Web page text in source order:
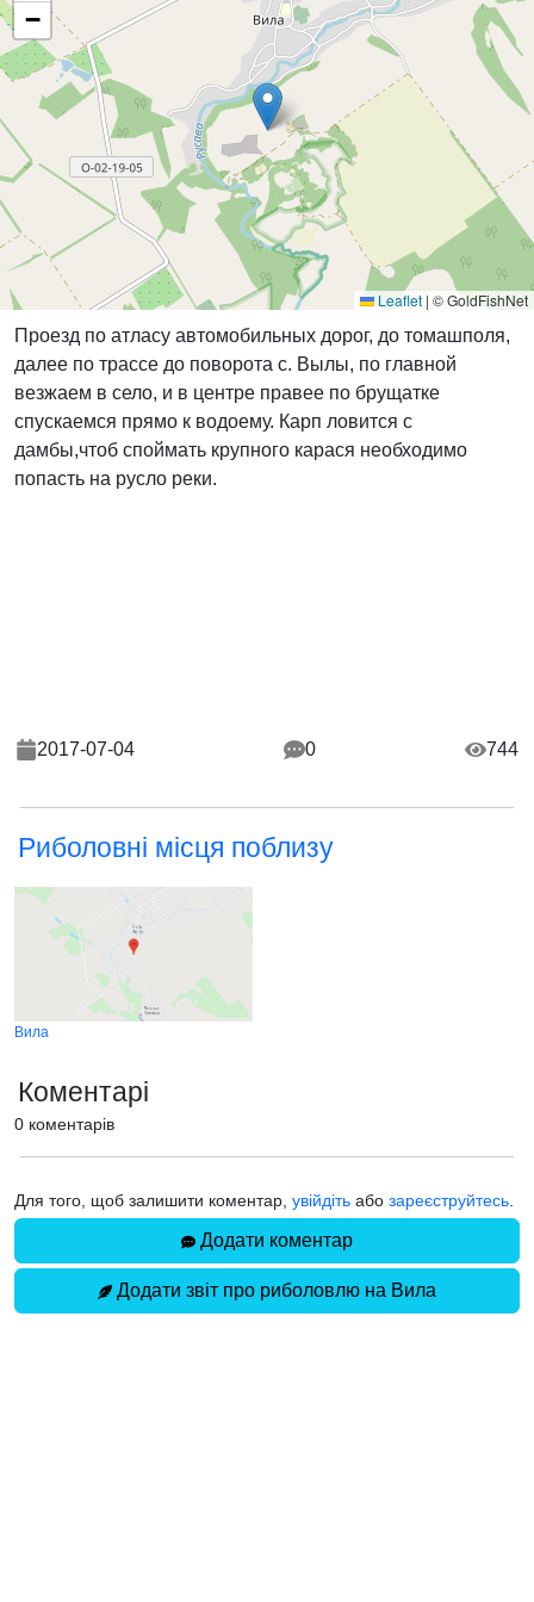
−
Leaflet | © GoldFishNet
Проезд по атласу автомобильных дорог, до томашполя,
далее по трассе до поворота с. Вылы, по главной
везжаем в село, и в центре правее по брущатке
спускаемся прямо к водоему. Карп ловится с
дамбы,чтоб споймать крупного карася необходимо
попасть на русло реки.
2017-07-04 0 744
Риболовні місця поблизу
Вила
Коментарі
0 коментарів
Для того, щоб залишити коментар, увійдіть або зареєструйтесь
Додати коментар
Додати звіт про риболовлю на Вила